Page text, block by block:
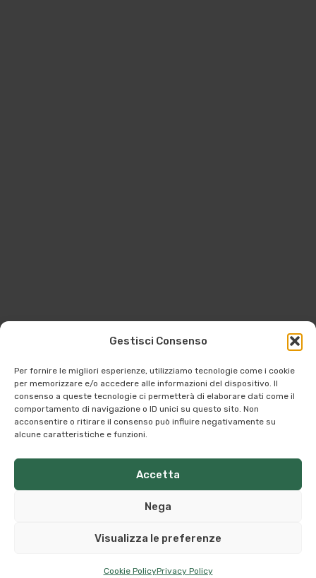
Gestisci Consenso
Per fornire le migliori esperienze, utilizziamo tecnologie come i cookie
per memorizzare e/o accedere alle informazioni del dispositivo. Il
consenso a queste tecnologie ci permetterà di elaborare dati come il
comportamento di navigazione o ID unici su questo sito. Non
acconsentire o ritirare il consenso può influire negativamente su
alcune caratteristiche e funzioni.
Accetta
Nega
Visualizza le preferenze
Cookie PolicyPrivacy Policy